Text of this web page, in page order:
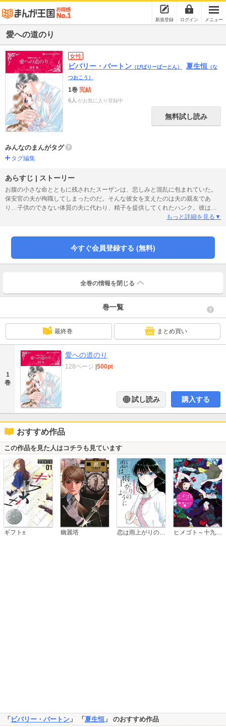
新規登録 ログイン メニュー
愛への道のり
女性
ビバリー・バートン （びばりーばーとん） 夏生恒 （な
つおこう）
1巻 完結
6人 がお気に入り登録中
無料試し読み
みんなのまんがタグ
タグ編集
あらすじ | ストーリー
お腹の小さな命とともに残されたスーザンは、悲しみと混乱に包まれていた。
保安官の夫が殉職してしまったのだ。そんな彼女を支えたのは夫の親友であ
り…子供のできない体質の夫に代わり、精子を提供してくれたハンク。彼は
「結婚しない、子供ももたない」と決めていたため、結婚を夢みていたスーザ
ると知り、スーザンは戸惑った。これ以上一緒にいたら、また彼に強く惹かれ
もっと詳細を見る▼
今すぐ会員登録する (無料)
全巻の情報を 閉じる
巻一覧
最終巻 まとめ買い
1
巻
愛への道のり
128ページ 500pt
試し読み 購入する
おすすめ作品
この作品を見た人はコチラも見ています
ギフト± 幽麗塔 恋は雨上がりのように ヒメゴト～十九歳の制服～
「 ビバリー・バートン 」 「 夏生恒 」 のおすすめ作品